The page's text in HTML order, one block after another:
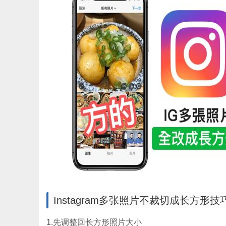
Instagram多张照片不裁切成长方形技
1.先调整回长方形照片大小